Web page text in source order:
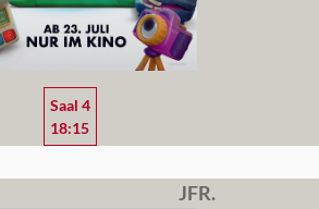
Saal 4
18:15
JFR.